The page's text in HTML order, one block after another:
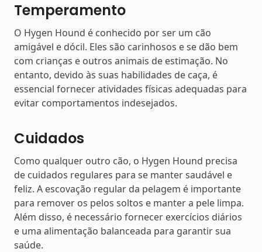
Temperamento
O Hygen Hound é conhecido por ser um cão
amigável e dócil. Eles são carinhosos e se dão bem
com crianças e outros animais de estimação. No
entanto, devido às suas habilidades de caça, é
essencial fornecer atividades físicas adequadas para
evitar comportamentos indesejados.
Cuidados
Como qualquer outro cão, o Hygen Hound precisa
de cuidados regulares para se manter saudável e
feliz. A escovação regular da pelagem é importante
para remover os pelos soltos e manter a pele limpa.
Além disso, é necessário fornecer exercícios diários
e uma alimentação balanceada para garantir sua
saúde.